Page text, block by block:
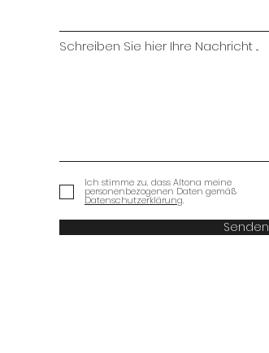
Schreiben Sie hier Ihre Nachricht ...
Ich stimme zu, dass Altona meine
personenbezogenen Daten gemäß
Datenschutzerklärung.
Senden